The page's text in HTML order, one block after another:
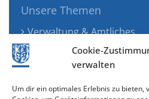
Cookie-
verwalten
Um dir ein optimales Erlebnis zu bieten,
Unsere Themen
Verwaltung & Amtliches
Jugend, Familie &
Tourismus, Freizeit &
Wirtschaft & Verkehr